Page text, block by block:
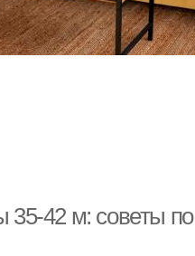
35-42 м: советы